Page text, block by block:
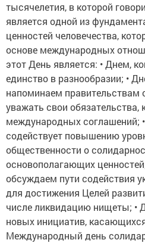
тысячелетия, в которой
является одной из
ценностей человечества,
основе международных
этот День является: • Днем,
единство в разнообразии; •
напоминаем правительствам
уважать свои
международных соглашений;
содействует повышению
общественности о
основополагающих
обсуждаем пути содействия
для достижения Целей
числе ликвидацию нищеты; •
новых инициатив,
Международный день